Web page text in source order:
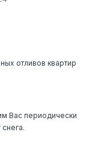
отливов квартир
Вас периодически